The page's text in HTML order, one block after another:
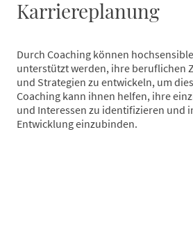
Karriereplanung
Durch Coaching können
unterstützt werden, ihre beruflichen
und Strategien zu entwickeln, um
Coaching kann ihnen helfen, ihre
und Interessen zu identifizieren und
Entwicklung einzubinden.